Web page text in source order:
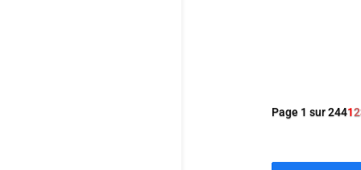
Page 1 sur 24412